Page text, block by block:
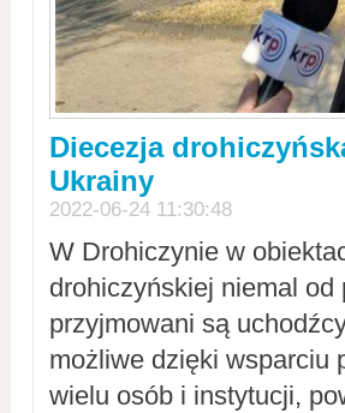
Diecezja
Ukrainy
2022-06-24 11:30:48
W Drohiczynie w
drohiczyńskiej niemal
przyjmowani są
możliwe dzięki wsparciu
wielu osób i instytucji,